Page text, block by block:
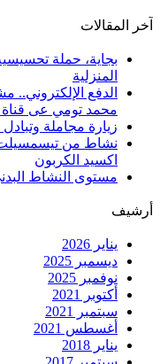
آخر المقالات
بجاية، حملة
المنزلية
الدفع الإلكتروني..
محمد تومي عى قناة
زيارة مجاملة
نشاط من تيسمسيلت
اكسيد الكربون
مستوى النشاط
أرشيف
يناير 2026
ديسمبر 2025
نوفمبر 2025
أكتوبر 2021
سبتمبر 2021
أغسطس 2021
يناير 2018